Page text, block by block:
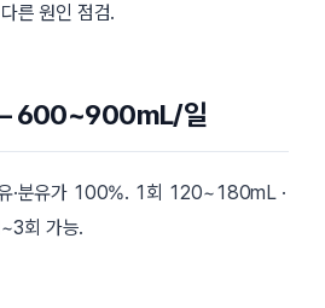
른 원인 점검.
600~900mL/일
·분유가 100%. 1회 120~180mL ·
회 가능.